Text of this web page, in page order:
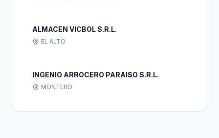
ALMACEN VICBOL S.R.L.
EL ALTO
INGENIO ARROCERO PARAISO S.R.L.
MONTERO